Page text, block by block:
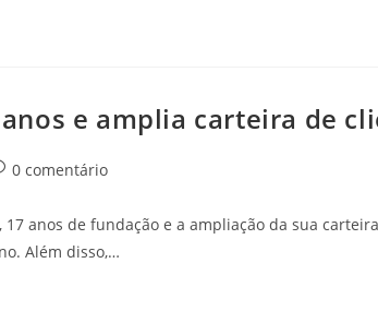
e amplia carteira de
0 comentário
anos de fundação e a ampliação da sua
Além disso,…